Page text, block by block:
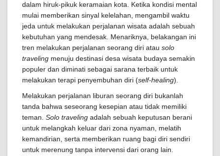
dalam hiruk-pikuk keramaian kota. Ketika kondisi mental
mulai memberikan sinyal kelelahan, mengambil waktu
jeda untuk melakukan perjalanan wisata adalah sebuah
kebutuhan yang mendesak. Menariknya, belakangan ini
tren melakukan perjalanan seorang diri atau solo
traveling menuju destinasi desa wisata budaya semakin
populer dan diminati sebagai sarana terbaik untuk
melakukan terapi penyembuhan diri (self-healing).
Melakukan perjalanan liburan seorang diri bukanlah
tanda bahwa seseorang kesepian atau tidak memiliki
teman. Solo traveling adalah sebuah keputusan berani
untuk melangkah keluar dari zona nyaman, melatih
kemandirian, serta memberikan ruang bagi diri sendiri
untuk merenung tanpa intervensi dari orang lain.